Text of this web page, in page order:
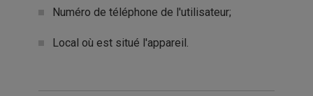
Numéro de téléphone de l'utilisateur;
Local où est situé l'appareil.